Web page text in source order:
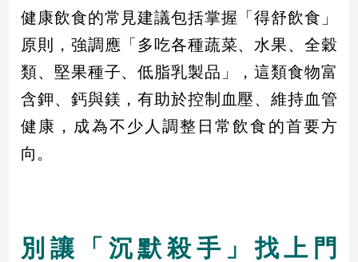
南
台
灣
觀
點
台
健康飲食的常見建議包括掌握「得舒飲食」
原則，強調應「多吃各種蔬菜、水果、全穀
類、堅果種子、低脂乳製品」，這類食物富
含鉀、鈣與鎂，有助於控制血壓、維持血管
健康，成為不少人調整日常飲食的首要方
向。
別讓「沉默殺手」找上門